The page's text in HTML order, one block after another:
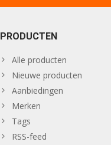
PRODUCTEN
Alle producten
Nieuwe producten
Aanbiedingen
Merken
Tags
RSS-feed